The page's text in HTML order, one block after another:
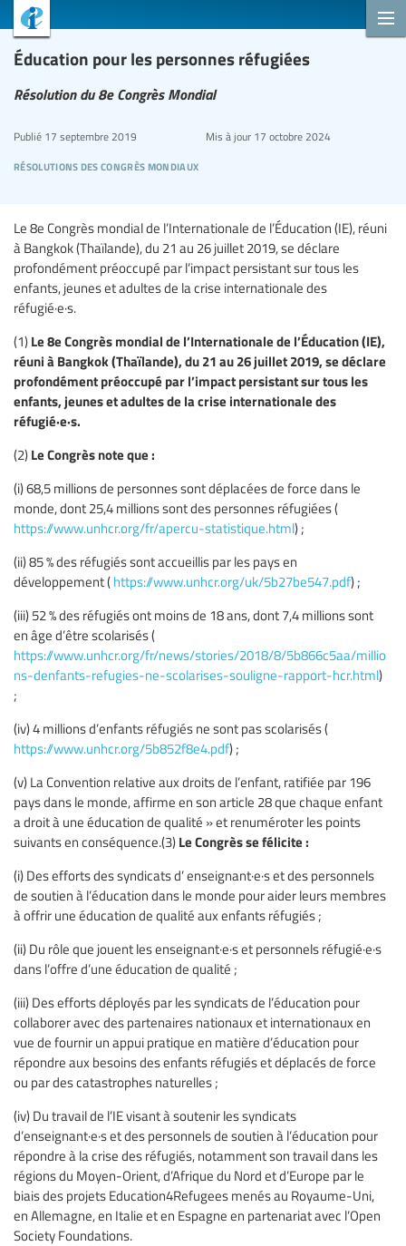
Éducation pour les personnes réfugiées
Résolution du 8e Congrès Mondial
résolutions des congrès mondiaux
Publié 17 septembre 2019 Mis à jour17 octobre 2024
Le 8e Congrès mondial de l’Internationale de l’Éducation (IE), réuni
à Bangkok (Thaïlande), du 21 au 26 juillet 2019, se déclare
profondément préoccupé par l’impact persistant sur tous les
enfants, jeunes et adultes de la crise internationale des
réfugié·e·s.
(1) Le 8e Congrès mondial de l’Internationale de l’Éducation (IE),
réuni à Bangkok (Thaïlande), du 21 au 26 juillet 2019, se déclare
profondément préoccupé par l’impact persistant sur tous les
enfants, jeunes et adultes de la crise internationale des
réfugié·e·s.
(2) Le Congrès note que :
(i) 68,5 millions de personnes sont déplacées de force dans le
monde, dont 25,4 millions sont des personnes réfugiées (
https://www.unhcr.org/fr/apercu-statistique.html) ;
(ii) 85 % des réfugiés sont accueillis par les pays en
développement ( https://www.unhcr.org/uk/5b27be547.pdf) ;
(iii) 52 % des réfugiés ont moins de 18 ans, dont 7,4 millions sont
en âge d’être scolarisés (
https://www.unhcr.org/fr/news/stories/2018/8/5b866c5aa/millio
ns-denfants-refugies-ne-scolarises-souligne-rapport-hcr.html)
;
(iv) 4 millions d’enfants réfugiés ne sont pas scolarisés (
https://www.unhcr.org/5b852f8e4.pdf) ;
(v) La Convention relative aux droits de l’enfant, ratifiée par 196
pays dans le monde, affirme en son article 28 que chaque enfant
a droit à une éducation de qualité » et renuméroter les points
suivants en conséquence.(3) Le Congrès se félicite :
(i) Des efforts des syndicats d’ enseignant·e·s et des personnels
de soutien à l’éducation dans le monde pour aider leurs membres
à offrir une éducation de qualité aux enfants réfugiés ;
(ii) Du rôle que jouent les enseignant·e·s et personnels réfugié·e·s
dans l’offre d’une éducation de qualité ;
(iii) Des efforts déployés par les syndicats de l’éducation pour
collaborer avec des partenaires nationaux et internationaux en
vue de fournir un appui pratique en matière d’éducation pour
répondre aux besoins des enfants réfugiés et déplacés de force
ou par des catastrophes naturelles ;
(iv) Du travail de l’IE visant à soutenir les syndicats
d’enseignant·e·s et des personnels de soutien à l’éducation pour
répondre à la crise des réfugiés, notamment son travail dans les
régions du Moyen-Orient, d’Afrique du Nord et d’Europe par le
biais des projets Education4Refugees menés au Royaume-Uni,
en Allemagne, en Italie et en Espagne en partenariat avec l’Open
Society Foundations.